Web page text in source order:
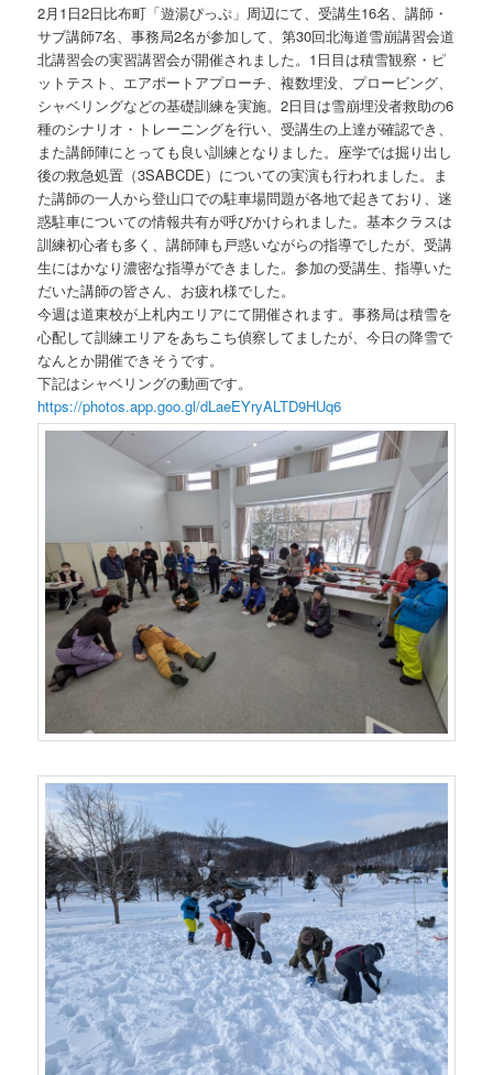
2月1日2日比布町「遊湯ぴっぷ」周辺にて、受講生16名、講師・
サブ講師7名、事務局2名が参加して、第30回北海道雪崩講習会道
北講習会の実習講習会が開催されました。1日目は積雪観察・ピ
ットテスト、エアポートアプローチ、複数埋没、プロービング、
シャベリングなどの基礎訓練を実施。2日目は雪崩埋没者救助の6
種のシナリオ・トレーニングを行い、受講生の上達が確認でき、
また講師陣にとっても良い訓練となりました。座学では掘り出し
後の救急処置（3SABCDE）についての実演も行われました。ま
た講師の一人から登山口での駐車場問題が各地で起きており、迷
惑駐車についての情報共有が呼びかけられました。基本クラスは
訓練初心者も多く、講師陣も戸惑いながらの指導でしたが、受講
生にはかなり濃密な指導ができました。参加の受講生、指導いた
だいた講師の皆さん、お疲れ様でした。
今週は道東校が上札内エリアにて開催されます。事務局は積雪を
心配して訓練エリアをあちこち偵察してましたが、今日の降雪で
なんとか開催できそうです。
下記はシャベリングの動画です。
https://photos.app.goo.gl/dLaeEYryALTD9HUq6